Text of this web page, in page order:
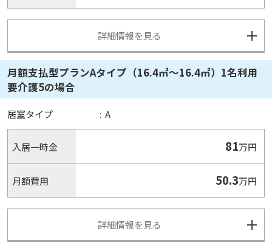
詳細情報を見る
月額支払型プランAタイプ（16.4㎡～16.4㎡）1名利用
要介護5の場合
居室タイプ : A
入居一時金 81万円
月額費用 50.3万円
詳細情報を見る